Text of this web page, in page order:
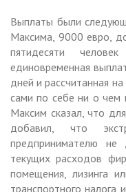
Выплаты были
Максима, 9000 евро,
пятидесяти
единовременная
дней и рассчитанная
сами по себе ни о чем
Максим сказал, что
добавил, что
предпринимателю не
текущих расходов
помещения, лизинга
транспортного налога